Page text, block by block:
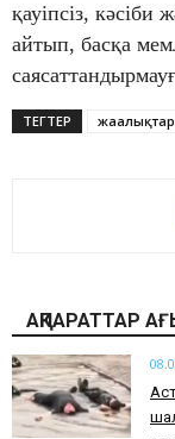
қауіпсіз, кәсіби
айтып, басқа
ТЕГТЕР жаңалықтар
АҚПАРАТТАР